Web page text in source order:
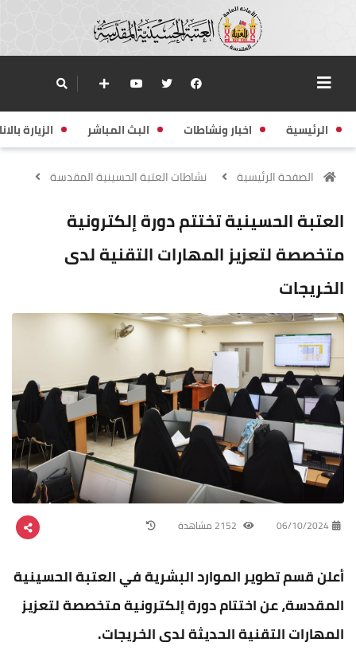
الرئيسية اخبار ونشاطات البث المباشر الزيارة
الصفحة الرئيسية نشاطات العتبة الحسينية المقدسة
العتبة الحسينية تختتم دورة إلكترونية
متخصصة لتعزيز المهارات التقنية لدى
الخريجات
06/10/2024
أعلن قسم تطوير الموارد البشرية في العتبة الحسينية
المقدسة، عن اختتام دورة إلكترونية متخصصة لتعزيز
المهارات التقنية الحديثة لدى الخريجات.